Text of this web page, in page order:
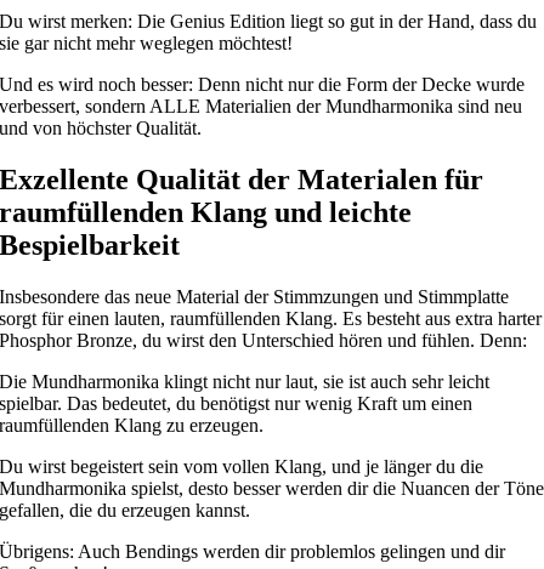
Du wirst merken: Die Genius Edition liegt so gut in der Hand, dass du
sie gar nicht mehr weglegen möchtest!
Und es wird noch besser: Denn nicht nur die Form der Decke wurde
verbessert, sondern ALLE Materialien der Mundharmonika sind neu
und von höchster Qualität.
Exzellente Qualität der Materialen für
raumfüllenden Klang und leichte
Bespielbarkeit
Insbesondere das neue Material der Stimmzungen und Stimmplatte
sorgt für einen lauten, raumfüllenden Klang. Es besteht aus extra harter
Phosphor Bronze, du wirst den Unterschied hören und fühlen. Denn:
Die Mundharmonika klingt nicht nur laut, sie ist auch sehr leicht
spielbar. Das bedeutet, du benötigst nur wenig Kraft um einen
raumfüllenden Klang zu erzeugen.
Du wirst begeistert sein vom vollen Klang, und je länger du die
Mundharmonika spielst, desto besser werden dir die Nuancen der Töne
gefallen, die du erzeugen kannst.
Übrigens: Auch Bendings werden dir problemlos gelingen und dir